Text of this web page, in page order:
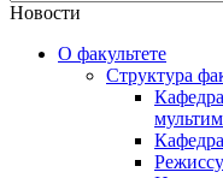
Новости
О факультете
Структура